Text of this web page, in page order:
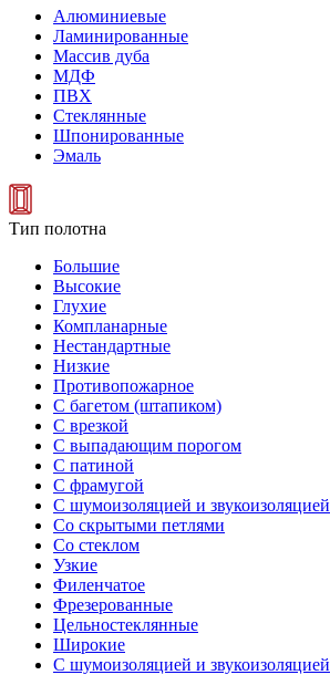
Алюминиевые
Ламинированные
Массив дуба
МДФ
ПВХ
Стеклянные
Шпонированные
Эмаль
Тип полотна
Большие
Высокие
Глухие
Компланарные
Нестандартные
Низкие
Противопожарное
С багетом (штапиком)
С врезкой
С выпадающим порогом
С патиной
С фрамугой
С шумоизоляцией и звукоизоляцией
Со скрытыми петлями
Со стеклом
Узкие
Филенчатое
Фрезерованные
Цельностеклянные
Широкие
С шумоизоляцией и звукоизоляцией